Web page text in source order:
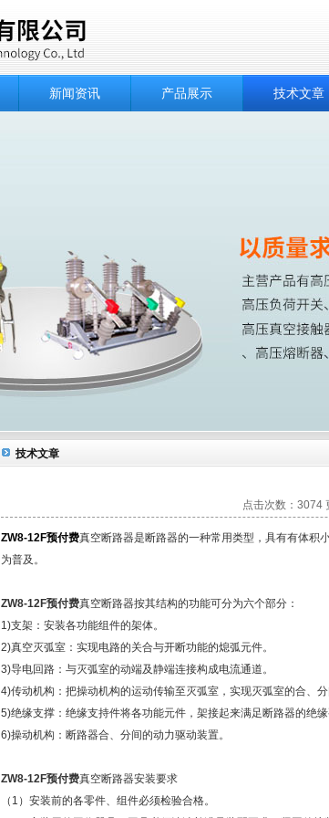
新闻资讯 产品展示 技术文章
技术文章
点击次数：3074
ZW8-12F预付费真空断路器是断路器的一种常用类型，具有有体积
为普及。
ZW8-12F预付费真空断路器按其结构的功能可分为六个部分：
1)支架：安装各功能组件的架体。
2)真空灭弧室：实现电路的关合与开断功能的熄弧元件。
3)导电回路：与灭弧室的动端及静端连接构成电流通道。
4)传动机构：把操动机构的运动传输至灭弧室，实现灭弧室的合、分
5)绝缘支撑：绝缘支持件将各功能元件，架接起来满足断路器的绝缘
6)操动机构：断路器合、分间的动力驱动装置。
ZW8-12F预付费真空断路器安装要求
（1）安装前的各零件、组件必须检验合格。